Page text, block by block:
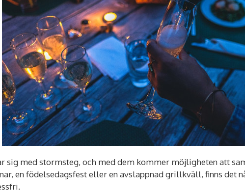
sig med stormsteg, och med dem kommer möjligheten att
en födelsedagsfest eller en avslappnad grillkväll, finns det